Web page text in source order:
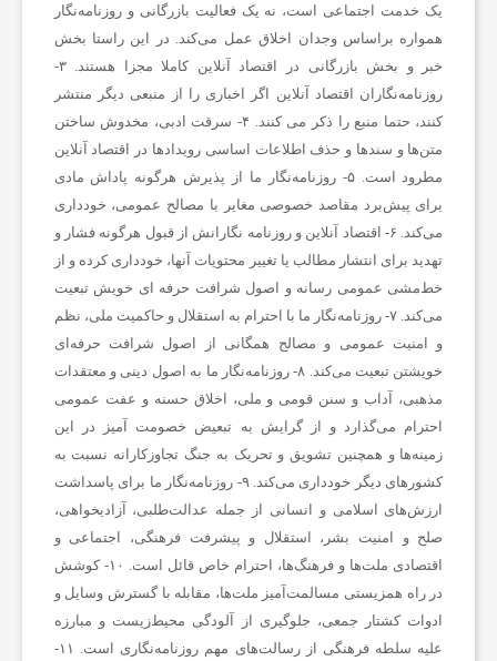
یک خدمت اجتماعی است، نه یک فعالیت بازرگانی و روزنامه‌نگار
همواره براساس وجدان اخلاق عمل می‌کند. در این راستا بخش
خبر و بخش بازرگانی در اقتصاد آنلاین کاملا مجزا هستند. ۳-
روزنامه‌نگاران اقتصاد آنلاین اگر اخباری را از منبعی دیگر منتشر
کنند، حتما منبع را ذکر می کنند. ۴- سرقت ادبی، مخدوش ساختن
متن‌ها و سندها و حذف اطلاعات اساسی رویدادها در اقتصاد آنلاین
مطرود است. ۵- روزنامه‌نگار ما از پذیرش هرگونه پاداش مادی
برای پیش‌برد مقاصد خصوصی مغایر با مصالح عمومی، خودداری
می‌کند. ۶- اقتصاد آنلاین و روزنامه نگارانش از قبول هرگونه فشار و
تهدید برای انتشار مطالب یا تغییر محتویات آنها، خودداری کرده و از
خط‌مشی عمومی رسانه و اصول شرافت حرفه ای خویش تبعیت
می‌کند. ۷- روزنامه‌نگار ما با احترام به استقلال و حاکمیت ملی، نظم
و امنیت عمومی و مصالح همگانی از اصول شرافت حرفه‌ای
خویشتن تبعیت می‌کند. ۸- روزنامه‌نگار ما به اصول دینی و معتقدات
مذهبی، آداب و سنن قومی و ملی، اخلاق حسنه و عفت عمومی
احترام می‌گذارد و از گرایش به تبعیض خصومت آمیز در این
زمینه‌ها و همچنین تشویق و تحریک به جنگ تجاوزکارانه نسبت به
کشورهای دیگر خودداری می‌کند. ۹- روزنامه‌نگار ما برای پاسداشت
ارزش‌های اسلامی و انسانی از جمله عدالت‌طلبی، آزادیخواهی،
صلح و امنیت بشر، استقلال و پیشرفت فرهنگی، اجتماعی و
اقتصادی ملت‌ها و فرهنگ‌ها، احترام خاص قائل است. ۱۰- کوشش
در راه همزیستی مسالمت‌آمیز ملت‌ها، مقابله با گسترش وسایل و
ادوات کشتار جمعی، جلوگیری از آلودگی محیط‌زیست و مبارزه
علیه سلطه فرهنگی از رسالت‌های مهم روزنامه‌نگاری است. ۱۱-